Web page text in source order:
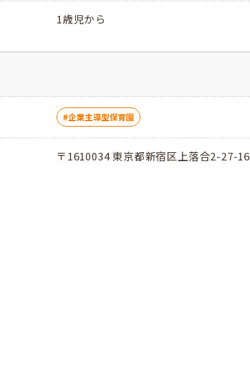
1歳児から
企業主導型保育園
〒1610034 東京都新宿区上落合2-27-16